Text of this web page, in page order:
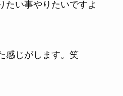
たい事やりたいですよ
感じがします。笑